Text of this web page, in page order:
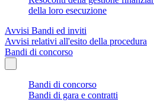
della loro esecuzione
Avvisi Bandi ed inviti
Avvisi relativi all'esito della procedura
Bandi di concorso
Bandi di concorso
Bandi di gara e contratti